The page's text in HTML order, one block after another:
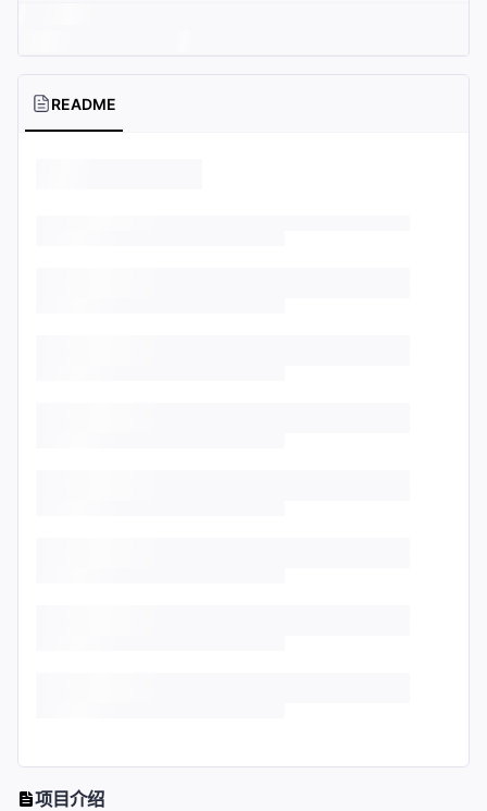
README
项目介绍